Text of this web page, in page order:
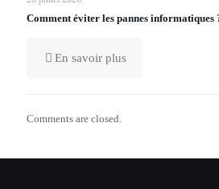
Comment éviter les pannes informatiques
En savoir plus
Comments are closed.